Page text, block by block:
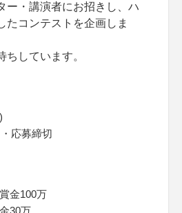
ー・講演者にお招きし、ハ
たコンテストを企画しま
ちしています。
応募締切
金100万
30万